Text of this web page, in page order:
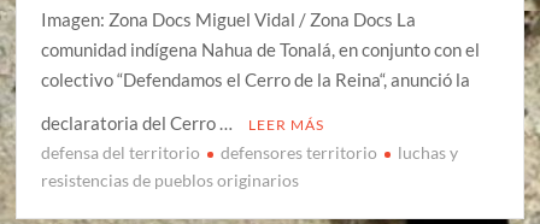
Imagen: Zona Docs Miguel Vidal / Zona Docs La
comunidad indígena Nahua de Tonalá, en conjunto con el
colectivo “Defendamos el Cerro de la Reina“, anunció la
declaratoria del Cerro …
LEER MÁS
defensa del territorio defensores territorio
luchas y
resistencias de pueblos originarios